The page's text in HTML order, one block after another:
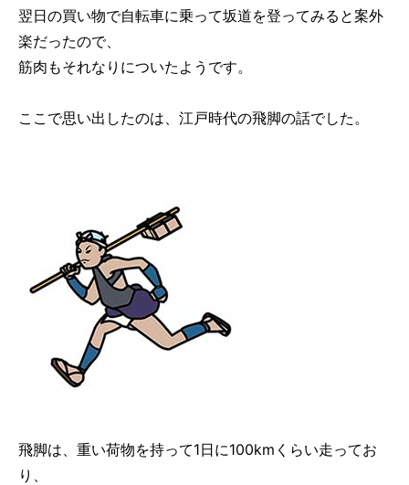
翌日の買い物で自転車に乗って坂道を登ってみると案外
楽だったので、
筋肉もそれなりについたようです。
ここで思い出したのは、江戸時代の飛脚の話でした。
飛脚は、重い荷物を持って1日に100kmくらい走ってお
り、